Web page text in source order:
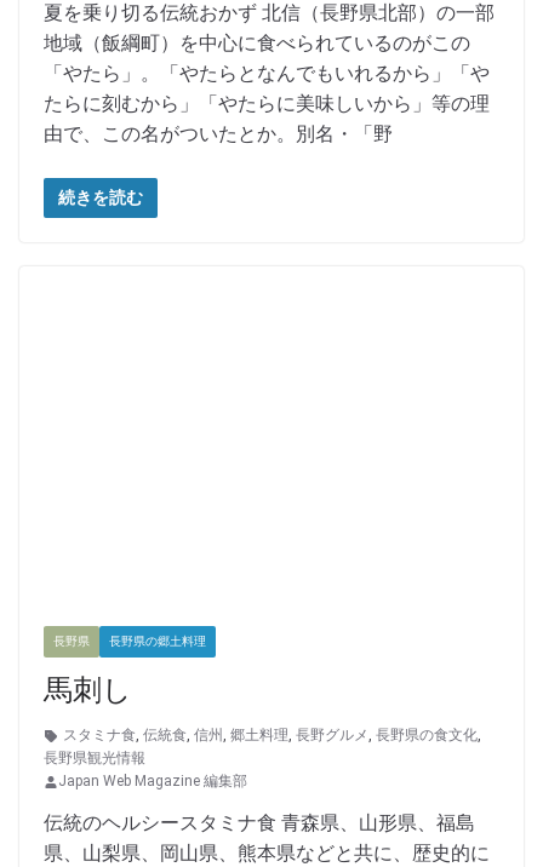
夏を乗り切る伝統おかず 北信（長野県北部）の一部
地域（飯綱町）を中心に食べられているのがこの
「やたら」。「やたらとなんでもいれるから」「や
たらに刻むから」「やたらに美味しいから」等の理
由で、この名がついたとか。別名・「野
続きを読む
長野県 長野県の郷土料理
馬刺し
スタミナ食, 伝統食, 信州 , 郷土料理, 長野グルメ, 長野県の食文化,
長野県観光情報
Japan Web Magazine 編集部
伝統のヘルシースタミナ食 青森県、山形県、福島
県、山梨県、岡山県、熊本県などと共に、歴史的に